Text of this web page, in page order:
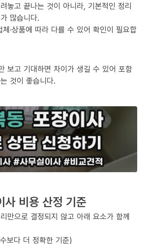
놓고 끝나는 것이 아니라, 기본적인 정리
많습니다.
·상품에 따라 다를 수 있어 확인이 필요합
보고 기대하면 차이가 생길 수 있어 포함
것이 좋습니다.
사 비용 산정 기준
만으로 결정되지 않고 아래 요소가 함께
보다 더 정확한 기준)